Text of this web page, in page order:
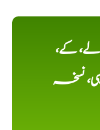
کے،
نسخہ